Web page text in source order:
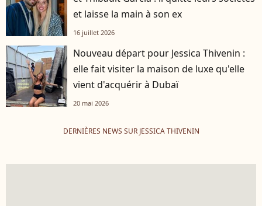
et laisse la main à son ex
16 juillet 2026
Nouveau départ pour Jessica Thivenin :
elle fait visiter la maison de luxe qu'elle
vient d'acquérir à Dubaï
20 mai 2026
DERNIÈRES NEWS SUR JESSICA THIVENIN